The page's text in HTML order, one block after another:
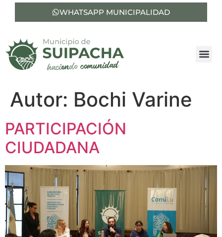
WHATSAPP MUNICIPALIDAD
Autor: Bochi Varine
PARTICIPACIÓN
CIUDADANA